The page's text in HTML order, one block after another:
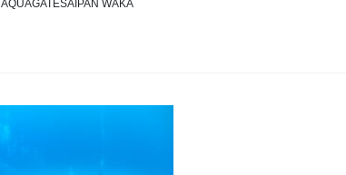
AQUAGATESAIPAN WAKA